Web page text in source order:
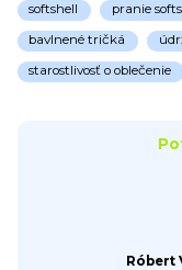
softshell pranie
bavlnené tričká
starostlivosť o oblečenie
Róbert